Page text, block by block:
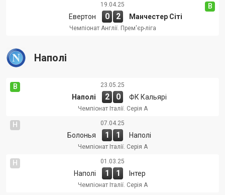
В
19.04.25
Евертон 0 2 Манчестер Сіті
Чемпіонат Англії. Прем'єр-ліга
Наполі
В 23.05.25
Наполі 2 0 ФК Кальярі
Чемпіонат Італії. Серія А
Н 07.04.25
Болонья 1 1 Наполі
Чемпіонат Італії. Серія А
Н 01.03.25
Наполі 1 1 Інтер
Чемпіонат Італії. Серія А